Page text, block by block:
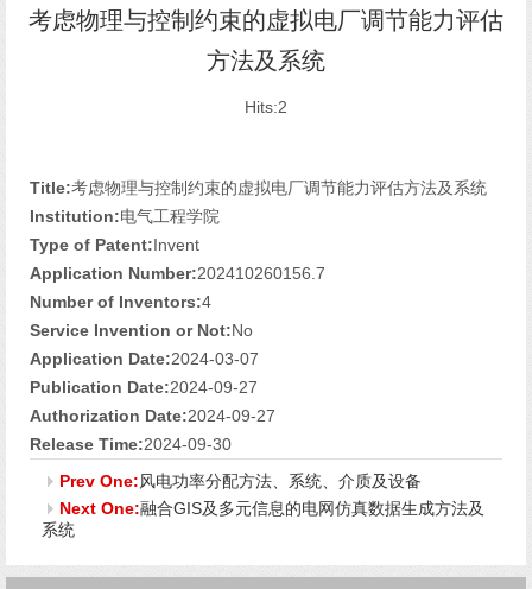
考虑物理与控制约束的虚拟电厂调节能力评估
方法及系统
Hits:2
Title:考虑物理与控制约束的虚拟电厂调节能力评估方法及系统
Institution:电气工程学院
Type of Patent:Invent
Application Number:202410260156.7
Number of Inventors:4
Service Invention or Not:No
Application Date:2024-03-07
Publication Date:2024-09-27
Authorization Date:2024-09-27
Release Time:2024-09-30
Prev One:风电功率分配方法、系统、介质及设备
Next One:融合GIS及多元信息的电网仿真数据生成方法及
系统